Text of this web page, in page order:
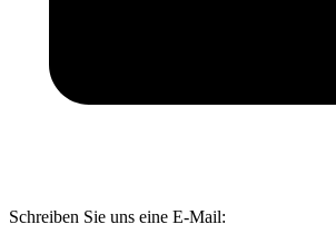
Schreiben Sie uns eine E-Mail: